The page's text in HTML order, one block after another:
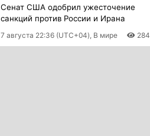
Сенат США одобрил ужесточение
санкций против России и Ирана
7 августа 22:36 (UTC+04), В мире 284